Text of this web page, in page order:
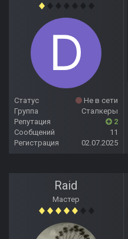
Статус
Не в сети
Группа
Сталкеры
Репутация
2
Сообщений
11
Регистрация
02.07.2025
Raid
Мастер